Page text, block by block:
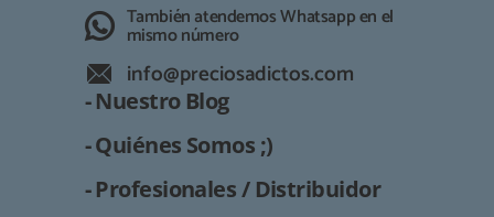
También atendemos Whatsapp en el
mismo número
info@preciosadictos.com
- Nuestro Blog
- Quiénes Somos ;)
- Profesionales / Distribuidor